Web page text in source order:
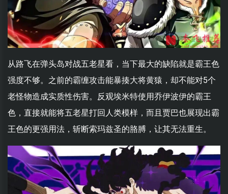
从路飞在弹头岛对战五老星看，当下最大的缺陷就是霸王色
强度不够。之前的霸缠攻击能暴揍大将黄猿，却不能对5个
老怪物造成实质性伤害。反观埃米特使用乔伊波伊的霸王
色，直接就能将五老星打回人类模样，而且贾巴也展现出霸
王色的更强用法，斩断索玛兹圣的胳膊，让其无法重生。